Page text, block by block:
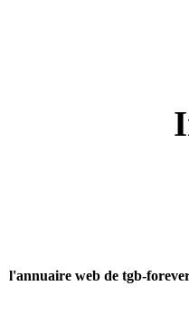
l'annuaire web de tgb-